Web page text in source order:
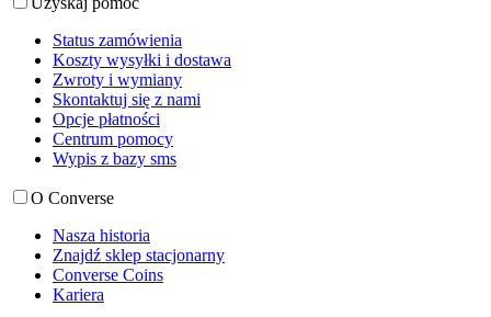
Status zamówienia
Koszty wysyłki i dostawa
Zwroty i wymiany
Skontaktuj się z nami
Opcje płatności
Centrum pomocy
Wypis z bazy sms
O Converse
Nasza historia
Znajdź sklep stacjonarny
Converse Coins
Kariera